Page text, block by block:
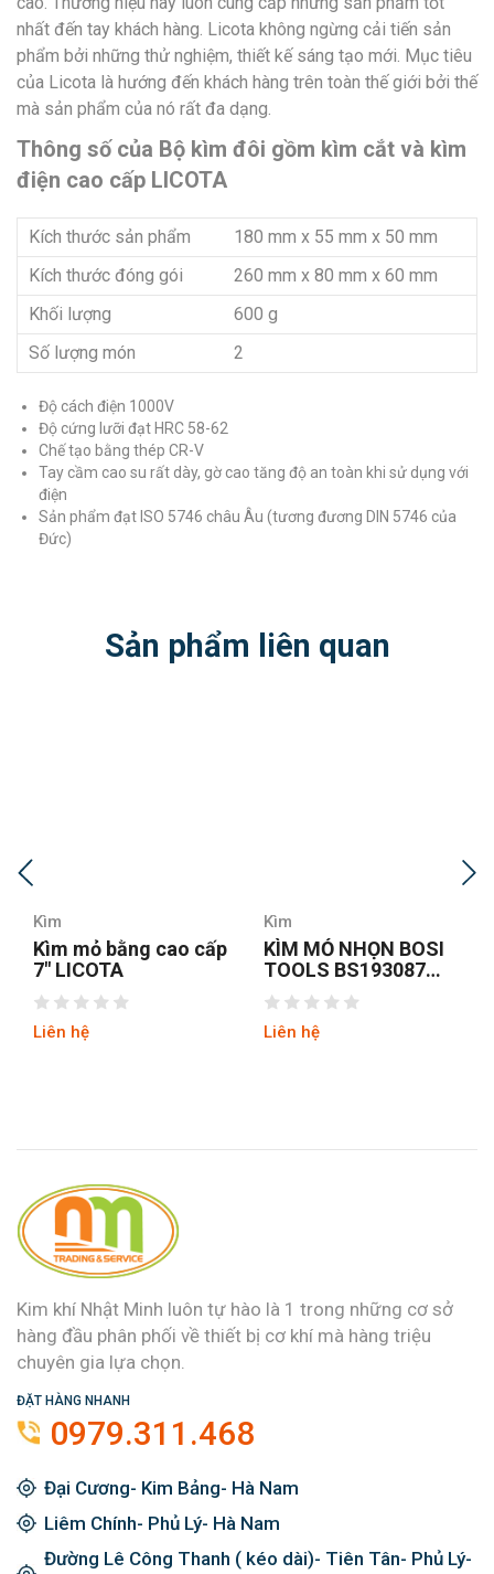
nhất đến tay khách hàng. Licota không ngừng cải tiến sản
phẩm bởi những thử nghiệm, thiết kế sáng tạo mới. Mục tiêu
của Licota là hướng đến khách hàng trên toàn thế giới bởi thế
mà sản phẩm của nó rất đa dạng.
Thông số của Bộ kìm đôi gồm kìm cắt và kìm
điện cao cấp LICOTA
Kích thước sản phẩm
180 mm x 55 mm x 50 mm
Kích thước đóng gói
260 mm x 80 mm x 60 mm
Khối lượng
600 g
Số lượng món
2
Độ cách điện 1000V
Độ cứng lưỡi đạt HRC 58-62
Chế tạo bằng thép CR-V
Tay cầm cao su rất dày, gờ cao tăng độ an toàn khi sử dụng với
điện
Sản phẩm đạt ISO 5746 châu Âu (tương đương DIN 5746 của
Đức)
Sản phẩm liên quan
Kìm
KÌM MỎ NHỌN BOSI
TOOLS BS193087
8INCH/200MM
Liên hệ
Kìm
Kìm mỏ nhọn Fujiya
350-200
Liên hệ
Kim khí Nhật Minh luôn tự hào là 1 trong những cơ sở
hàng đầu phân phối về thiết bị cơ khí mà hàng triệu
chuyên gia lựa chọn.
ĐẶT HÀNG NHANH
0979.311.468
Đại Cương- Kim Bảng- Hà Nam
Liêm Chính- Phủ Lý- Hà Nam
Đường Lê Công Thanh ( kéo dài)- Tiên Tân- Phủ Lý-